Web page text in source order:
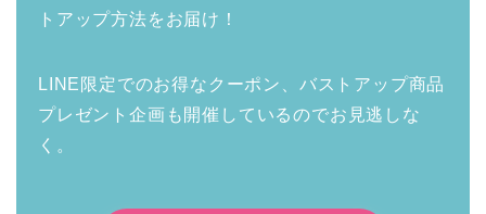
トアップ方法をお届け！
LINE限定でのお得なクーポン、バストアップ商品
プレゼント企画も開催しているのでお見逃しな
く。